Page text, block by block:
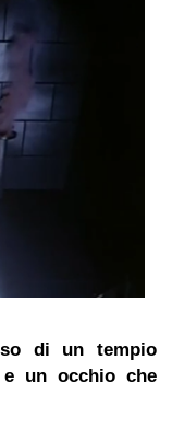
di un tempio
un occhio che